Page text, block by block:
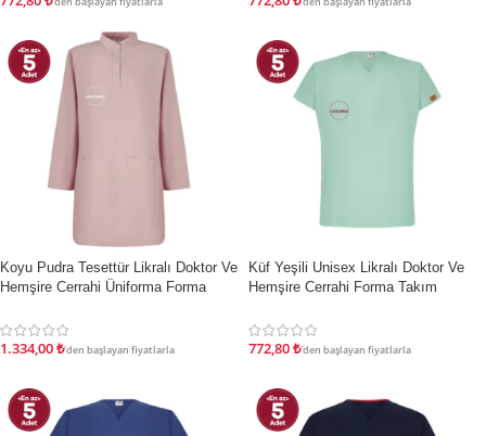
İndirim
Koyu Pudra Tesettür Likralı Doktor Ve
Hemşire Cerrahi Üniforma Forma
1.334,00₺'den başlayan fiyatlarla
İndirim
Küf Yeşili Unisex Likralı Doktor Ve
Hemşire Cerrahi Forma Takım
772,80₺'den başlayan fiyatlarla